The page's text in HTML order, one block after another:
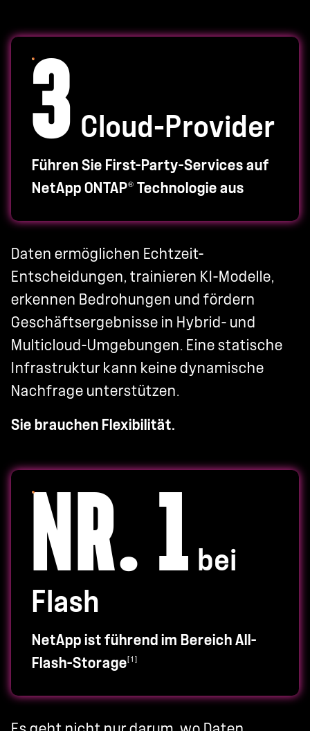
3 Cloud-Provider
Führen Sie First-Party-Services auf
NetApp ONTAP® Technologie aus
Daten ermöglichen Echtzeit-
Entscheidungen, trainieren KI-Modelle,
erkennen Bedrohungen und fördern
Geschäftsergebnisse in Hybrid- und
Multicloud-Umgebungen. Eine statische
Infrastruktur kann keine dynamische
Nachfrage unterstützen.
Sie brauchen Flexibilität.
NR. 1 bei
Flash
NetApp ist führend im Bereich All-
Flash-Storage[1]